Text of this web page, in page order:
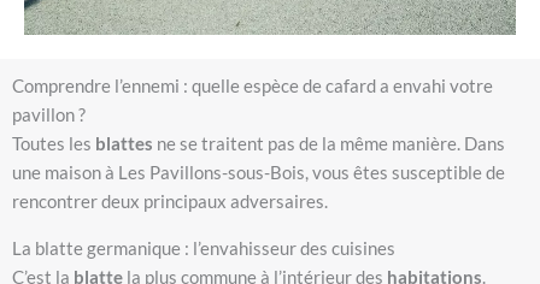
Comprendre l’ennemi : quelle espèce de cafard a envahi votre
pavillon ?
Toutes les blattes ne se traitent pas de la même manière. Dans
une maison à Les Pavillons-sous-Bois, vous êtes susceptible de
rencontrer deux principaux adversaires.
La blatte germanique : l’envahisseur des cuisines
C’est la blatte la plus commune à l’intérieur des habitations.